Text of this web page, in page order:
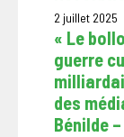
2 juillet 2025
« Le
guerre
des
Bénilde